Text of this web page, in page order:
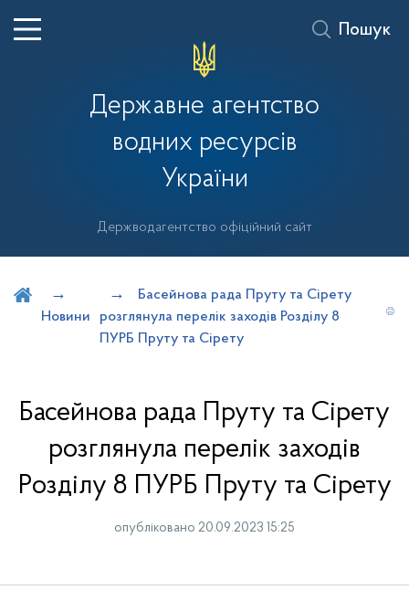
Державне агентство
водних ресурсів
України
Держводагентство офіційний сайт
Пошук
Новини
Басейнова рада Пруту та Сірету
розглянула перелік заходів Розділу 8
ПУРБ Пруту та Сірету
Басейнова рада Пруту та Сірету
розглянула перелік заходів
Розділу 8 ПУРБ Пруту та Сірету
опубліковано 20.09.2023 15:25